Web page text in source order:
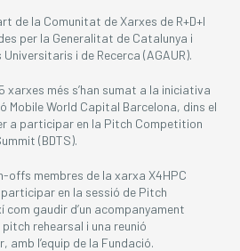
de la Comunitat de Xarxes de R+D+I
per la Generalitat de Catalunya i
Universitaris i de Recerca (AGAUR).
xarxes més s’han sumat a la iniciativa
Mobile World Capital Barcelona, dins el
a participar en la Pitch Competition
(BDTS).
offs membres de la xarxa X4HPC
en la sessió de Pitch
com gaudir d’un acompanyament
rehearsal i una reunió
l’equip de la Fundació.